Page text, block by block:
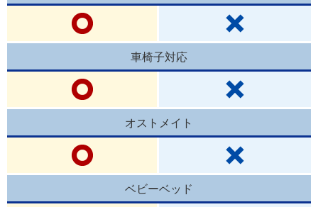
車椅子対応
オストメイト
ベビーベッド